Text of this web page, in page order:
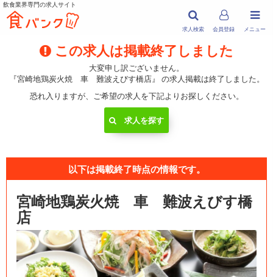
飲食業界専門の求人サイト
メニュー
求人検索 会員登録
この求人は掲載終了しました
大変申し訳ございません。
『宮崎地鶏炭火焼 車 難波えびす橋店』 の求人掲載は終了しました。
恐れ入りますが、ご希望の求人を下記よりお探しください。
求人を探す
以下は掲載終了時点の情報です。
宮崎地鶏炭火焼 車 難波えびす橋
店